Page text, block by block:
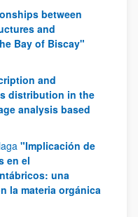
between
and
Bay of Biscay"
and
distribution in the
analysis based
"Implicación de
en el
una
la materia orgánica